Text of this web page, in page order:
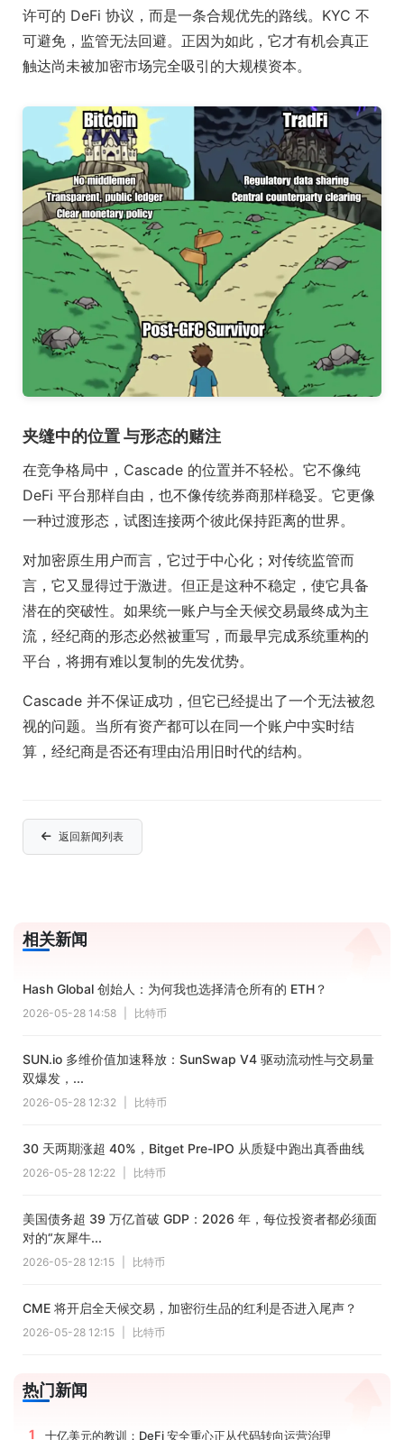
许可的 DeFi 协议，而是一条合规优先的路线。KYC 不
可避免，监管无法回避。正因为如此，它才有机会真正
触达尚未被加密市场完全吸引的大规模资本。
夹缝中的位置 与形态的赌注
在竞争格局中，Cascade 的位置并不轻松。它不像纯
DeFi 平台那样自由，也不像传统券商那样稳妥。它更像
一种过渡形态，试图连接两个彼此保持距离的世界。
对加密原生用户而言，它过于中心化；对传统监管而
言，它又显得过于激进。但正是这种不稳定，使它具备
潜在的突破性。如果统一账户与全天候交易最终成为主
流，经纪商的形态必然被重写，而最早完成系统重构的
平台，将拥有难以复制的先发优势。
Cascade 并不保证成功，但它已经提出了一个无法被忽
视的问题。当所有资产都可以在同一个账户中实时结
算，经纪商是否还有理由沿用旧时代的结构。
返回新闻列表
相关新闻
Hash Global 创始人：为何我也选择清仓所有的 ETH？
2026-05-28 14:58 比特币
SUN.io 多维价值加速释放：SunSwap V4 驱动流动性与交易量
双爆发，...
2026-05-28 12:32 比特币
30 天两期涨超 40%，Bitget Pre-IPO 从质疑中跑出真香曲线
2026-05-28 12:22 比特币
美国债务超 39 万亿首破 GDP：2026 年，每位投资者都必须面
对的“灰犀牛...
2026-05-28 12:15 比特币
CME 将开启全天候交易，加密衍生品的红利是否进入尾声？
2026-05-28 12:15 比特币
热门新闻
1 十亿美元的教训：DeFi 安全重心正从代码转向运营治理